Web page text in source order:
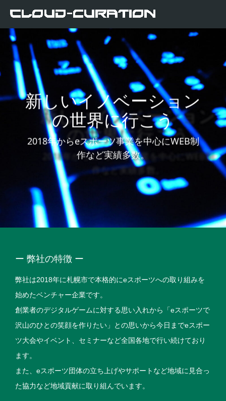
新しいイノベーション
の世界に行こう
2018年からeスポーツ事業を中心にWEB制
作など実績多数。
ー 弊社の特徴 ー
弊社は2018年に札幌市で本格的にeスポーツへの取り組みを
始めたベンチャー企業です。
創業者のデジタルゲームに対する思い入れから「eスポーツで
沢山のひとの笑顔を作りたい」との思いから今日までeスポー
ツ大会やイベント、セミナーなど全国各地で行い続けており
ます。
また、eスポーツ団体の立ち上げやサポートなど地域に見合っ
た協力など地域貢献に取り組んでいます。